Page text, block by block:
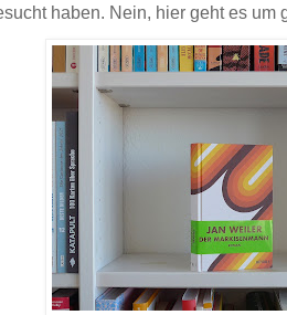
haben. Nein, hier geht es um